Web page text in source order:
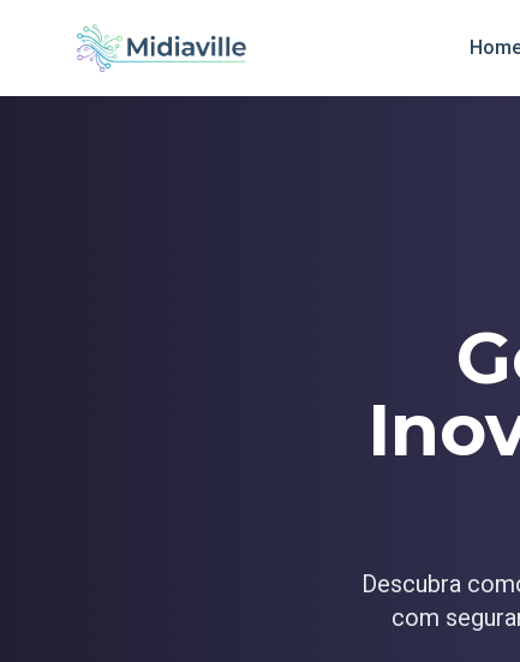
Descubra
com